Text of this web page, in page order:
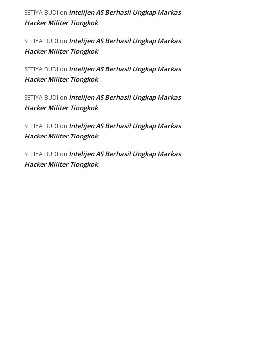
SETIYA BUDI on Intelijen AS Berhasil Ungkap Markas
Hacker Militer Tiongkok
SETIYA BUDI on Intelijen AS Berhasil Ungkap Markas
Hacker Militer Tiongkok
SETIYA BUDI on Intelijen AS Berhasil Ungkap Markas
Hacker Militer Tiongkok
SETIYA BUDI on Intelijen AS Berhasil Ungkap Markas
Hacker Militer Tiongkok
SETIYA BUDI on Intelijen AS Berhasil Ungkap Markas
Hacker Militer Tiongkok
SETIYA BUDI on Intelijen AS Berhasil Ungkap Markas
Hacker Militer Tiongkok